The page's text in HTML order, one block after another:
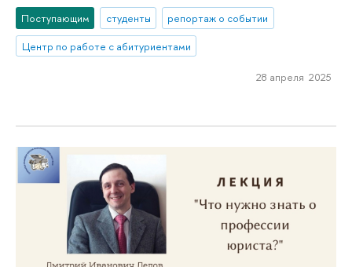
Поступающим студенты
репортаж о событии
Центр по работе с абитуриентами
28 апреля 2025